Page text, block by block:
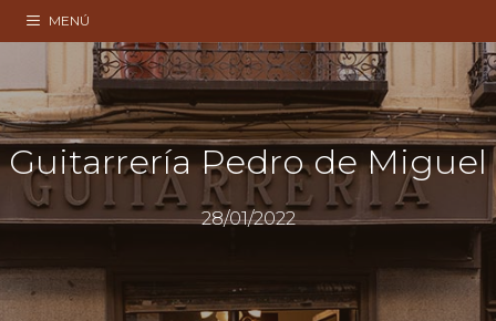
Saltar
al
contenido
MENÚ
Guitarrería Pedro de Miguel
28/01/2022